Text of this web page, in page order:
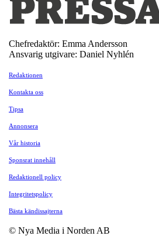
Chefredaktör: Emma Andersson
Ansvarig utgivare: Daniel Nyhlén
Redaktionen
Kontakta oss
Tipsa
Annonsera
Vår historia
Sponsrat innehåll
Redaktionell policy
Integritetspolicy
Bästa kändissajterna
© Nya Media i Norden AB